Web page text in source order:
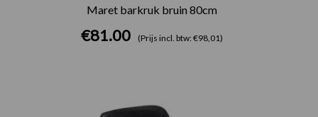
Maret barkruk bruin 80cm
€81.00 (Prijs incl. btw: €98,01)